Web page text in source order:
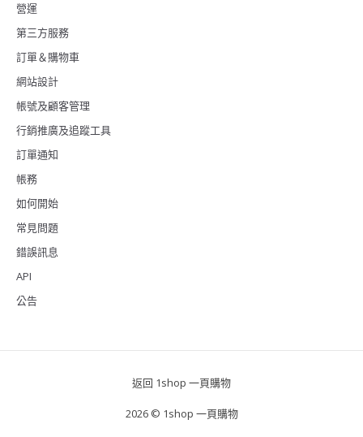
營運
第三方服務
訂單＆購物車
網站設計
帳號及顧客管理
行銷推廣及追蹤工具
訂單通知
帳務
如何開始
常見問題
錯誤訊息
API
公告
返回 1shop 一頁購物
2026 © 1shop 一頁購物